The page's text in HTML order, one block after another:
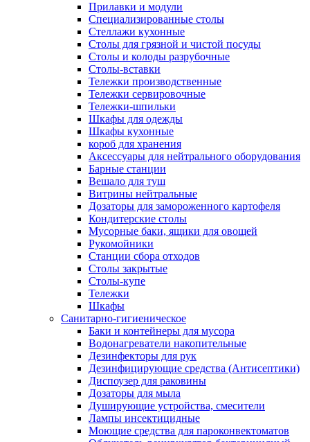
Прилавки и модули
Специализированные столы
Стеллажи кухонные
Столы для грязной и чистой посуды
Столы и колоды разрубочные
Столы-вставки
Тележки производственные
Тележки сервировочные
Тележки-шпильки
Шкафы для одежды
Шкафы кухонные
короб для хранения
Аксессуары для нейтрального оборудования
Барные станции
Вешало для туш
Витрины нейтральные
Дозаторы для замороженного картофеля
Кондитерские столы
Мусорные баки, ящики для овощей
Рукомойники
Станции сбора отходов
Столы закрытые
Столы-купе
Тележки
Шкафы
Санитарно-гигиеническое
Баки и контейнеры для мусора
Водонагреватели накопительные
Дезинфекторы для рук
Дезинфицирующие средства (Антисептики)
Диспоузер для раковины
Дозаторы для мыла
Душирующие устройства, смесители
Лампы инсектицидные
Моющие средства для пароконвектоматов